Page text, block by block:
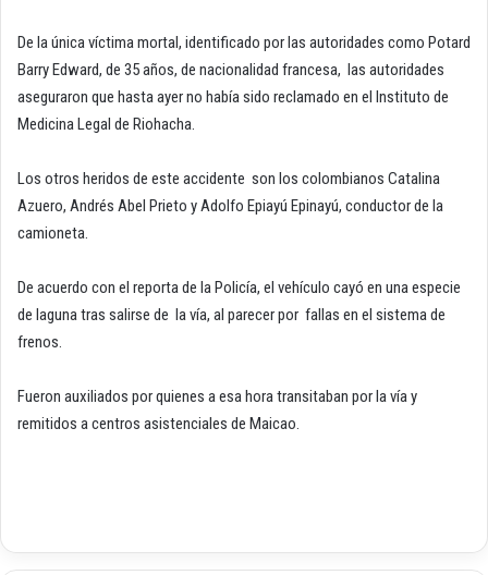
De la única víctima mortal, identificado por las autoridades como Potard
Barry Edward, de 35 años, de nacionalidad francesa, las autoridades
aseguraron que hasta ayer no había sido reclamado en el Instituto de
Medicina Legal de Riohacha.
Los otros heridos de este accidente son los colombianos Catalina
Azuero, Andrés Abel Prieto y Adolfo Epiayú Epinayú, conductor de la
camioneta.
De acuerdo con el reporta de la Policía, el vehículo cayó en una especie
de laguna tras salirse de la vía, al parecer por fallas en el sistema de
frenos.
Fueron auxiliados por quienes a esa hora transitaban por la vía y
remitidos a centros asistenciales de Maicao.